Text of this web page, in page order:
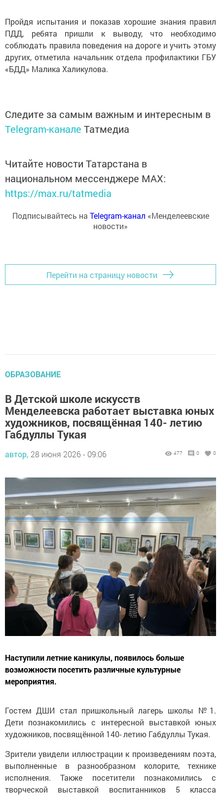
Пройдя испытания и показав хорошие знания правил
ПДД, ребята пришли к выводу, что необходимо
соблюдать правила поведения на дороге и учить этому
других, отметила начальник отдела профилактики ГБУ
«БДД» Малика Халикулова.
Следите за самым важным и интересным в
Telegram-канале Татмедиа
Читайте новости Татарстана в
национальном мессенджере MАХ:
https://max.ru/tatmedia
Подписывайтесь на Telegram-канал «Менделеевские
новости»
Перейти на страницу новости
ОБРАЗОВАНИЕ
В Детской школе искусств
Менделеевска работает выставка юных
художников, посвящённая 140- летию
Габдуллы Тукая
автор, 28 июня 2026 - 09:06 477 0 0
Наступили летние каникулы, появилось больше
возможности посетить различные культурные
мероприятия.
Гостем ДШИ стал пришкольный лагерь школы №1.
Дети познакомились с интересной выставкой юных
художников, посвящённой 140- летию Габдуллы Тукая.
Зрители увидели иллюстрации к произведениям поэта,
выполненные в разнообразном колорите, технике
исполнения. Также посетители познакомились с
творческой выставкой воспитанников 5 класса